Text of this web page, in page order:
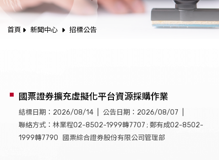
資人關係
害關係人溝通
首頁 新聞中心 招標公告
國票證券擴充虛擬化平台資源採購作業
結標日期：2026/08/14
公告日期：2026/08/07
聯絡方式：林業程02-8502-1999轉7707 ; 鄭有成02-8502-
1999轉7790 國票綜合證券股份有限公司管理部